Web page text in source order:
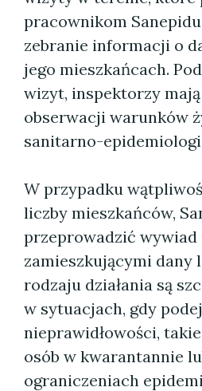
pracownikom
zebranie informacji o
jego mieszkańcach.
wizyt, inspektorzy
obserwacji warunków
sanitarno-
W przypadku
liczby mieszkańców,
przeprowadzić wywiad
zamieszkującymi dany
rodzaju działania są
w sytuacjach, gdy
nieprawidłowości,
osób w kwarantannie
ograniczeniach